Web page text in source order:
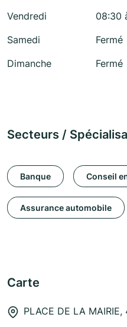
Vendredi
08:30
Samedi
Fermé
Dimanche
Fermé
Secteurs /
Banque Conseil
Assurance automobile
Carte
PLACE DE LA